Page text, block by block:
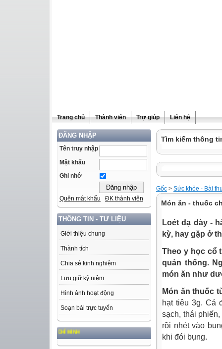
Trang chủ Thành viên Trợ giúp Liên hệ
ĐĂNG NHẬP
Tên truy nhập
Mật khẩu
Ghi nhớ
Quên mật khẩu ĐK thành viên
THÔNG TIN - TƯ LIỆU
Giới thiệu chung
Thành tích
Chia sẻ kinh nghiệm
Lưu giữ kỷ niệm
Hình ảnh hoạt động
Soạn bài trực tuyến
Tìm kiếm thông
Gốc > Sức khỏe - Bài
Món ăn - thuốc
Loét dạ dày -
kỳ, hay gặp ở
Theo y học cổ
quản thống.
món ăn như
Món ăn thuốc
hạt tiêu 3g. Cá
sạch, thái
rồi nhét vào
khi đói bụng.